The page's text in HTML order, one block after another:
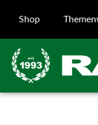
Shop